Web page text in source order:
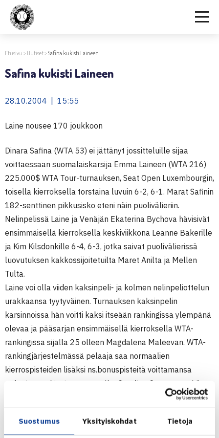
Suostumus Yksityiskohdat Tietoja
Etusivu > Uutiset>Safina kukisti Laineen
Safina kukisti Laineen
28.10.2004 | 15:55
Laine nousee 170 joukkoon
Dinara Safina (WTA 53) ei jättänyt jossitteluille sijaa
voittaessaan suomalaiskarsija Emma Laineen (WTA 216)
225.000$ WTA Tour-turnauksen, Seat Open Luxembourgin,
toisella kierroksella torstaina luvuin 6-2, 6-1. Marat Safinin
182-senttinen pikkusisko eteni näin puolivälieriin.
Nelinpelissä Laine ja Venäjän Ekaterina Bychova hävisivät
ensimmäisellä kierroksella keskiviikkona Leanne Bakerille
ja Kim Kilsdonkille 6-4, 6-3, jotka saivat puolivälierissä
luovutuksen kakkossijoitetuilta Maret Anilta ja Mellen
Tulta.
Laine voi olla viiden kaksinpeli- ja kolmen nelinpeliottelun
urakkaansa tyytyväinen. Turnauksen kaksinpelin
karsinnoissa hän voitti kaksi itseään rankingissa ylempänä
olevaa ja pääsarjan ensimmäisellä kierroksella WTA-
rankingissa sijalla 25 olleen Magdalena Maleevan. WTA-
rankingjärjestelmässä pelaaja saa normaalien
kierrospisteiden lisäksi ns.bonuspisteitä voittamansa
pelaajan rankingin perusteella: Catalina Castanosta hän
sai neljä ja Sandra Kloeselistä kaksi bonuspistettä,
Maleevasta peräti 23 pistettä, yhteensä 29 bonuspistettä.
Karsintojen selvittämistä tuli kierrospisteitä 8,5 ja